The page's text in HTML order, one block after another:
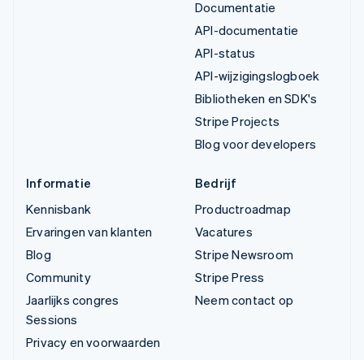
Documentatie
API-documentatie
API-status
API-wijzigingslogboek
Bibliotheken en SDK's
Stripe Projects
Blog voor developers
Informatie
Kennisbank
Ervaringen van klanten
Blog
Community
Jaarlijks congres
Sessions
Privacy en voorwaarden
Bedrijf
Productroadmap
Vacatures
Stripe Newsroom
Stripe Press
Neem contact op